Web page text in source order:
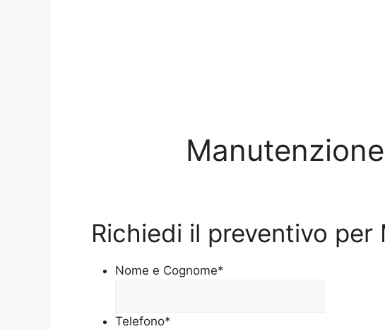
Richiedi il preventivo
Nome e Cognome*
Telefono*